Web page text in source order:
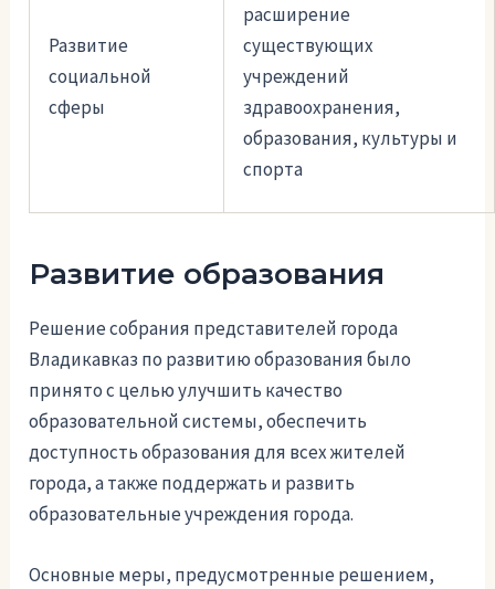
Развитие
социальной
сферы
расширение
существующих
учреждений
здравоохранения,
образования, культуры и
спорта
Развитие образования
Решение собрания представителей города
Владикавказ по развитию образования было
принято с целью улучшить качество
образовательной системы, обеспечить
доступность образования для всех жителей
города, а также поддержать и развить
образовательные учреждения города.
Основные меры, предусмотренные решением,